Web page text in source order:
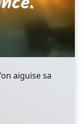
aiguise sa